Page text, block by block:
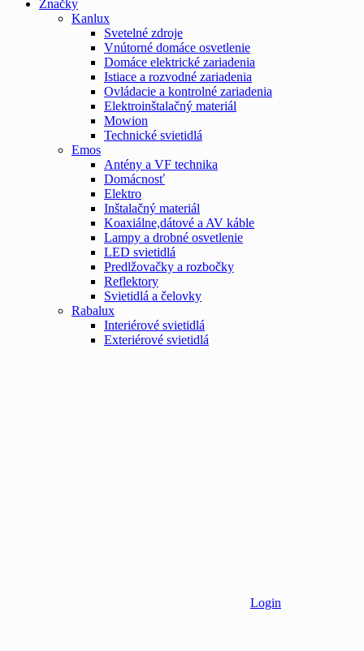
Značky
Kanlux
Svetelné zdroje
Vnútorné domáce osvetlenie
Domáce elektrické zariadenia
Istiace a rozvodné zariadenia
Ovládacie a kontrolné zariadenia
Elektroinštalačný materiál
Mowion
Technické svietidlá
Emos
Antény a VF technika
Domácnosť
Elektro
Inštalačný materiál
Koaxiálne,dátové a AV káble
Lampy a drobné osvetlenie
LED svietidlá
Predlžovačky a rozbočky
Reflektory
Svietidlá a čelovky
Rabalux
Interiérové svietidlá
Exteriérové svietidlá
Login